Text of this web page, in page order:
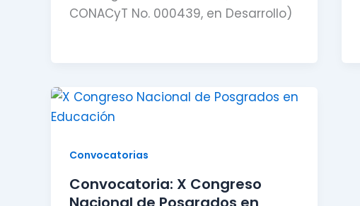
CONACyT No. 000439, en Desarrollo)
Convocatorias
Convocatoria: X Congreso